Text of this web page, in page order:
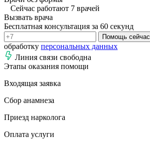
Сейчас работают 7 врачей
Вызвать врача
Бесплатная консультация за 60 секунд
Помощь сейчас
обработку персональных данных
Линия связи свободна
Этапы оказания помощи
Входящая заявка
Сбор анамнеза
Приезд нарколога
Оплата услуги